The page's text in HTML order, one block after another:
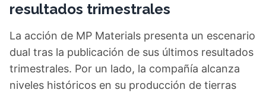
resultados trimestrales
La acción de MP Materials presenta un escenario
dual tras la publicación de sus últimos resultados
trimestrales. Por un lado, la compañía alcanza
niveles históricos en su producción de tierras